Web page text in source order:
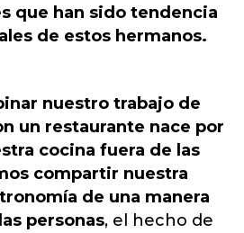
que han sido tendencia
de estos hermanos.
nuestro trabajo de
un restaurante nace por
cocina fuera de las
compartir nuestra
de una manera
personas, el hecho de